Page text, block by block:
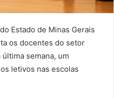
Estado de Minas Gerais
os docentes do setor
semana, um
letivos nas escolas